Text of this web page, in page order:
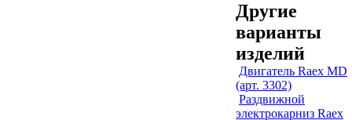
Другие
варианты
изделий
Двигатель Raex MD
(арт. 3302)
Раздвижной
электрокарниз Raex